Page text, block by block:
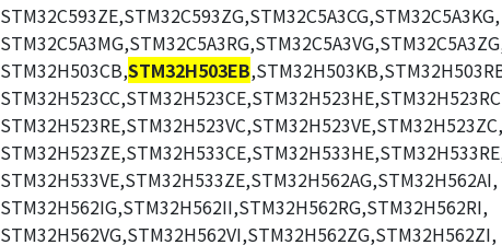
STM32C593ZE,STM32C593ZG,STM32C5A3CG,STM32C5A3KG,
STM32H503CB,STM32H503EB
STM32H523RE,STM32H523VC,STM32H523VE,STM32H523ZC,
STM32H533VE,STM32H533ZE,STM32H562AG,STM32H562AI,
STM32H562IG,STM32H562II,STM32H562RG,STM32H562RI,
STM32H562VG,STM32H562VI,STM32H562ZG,STM32H562ZI,